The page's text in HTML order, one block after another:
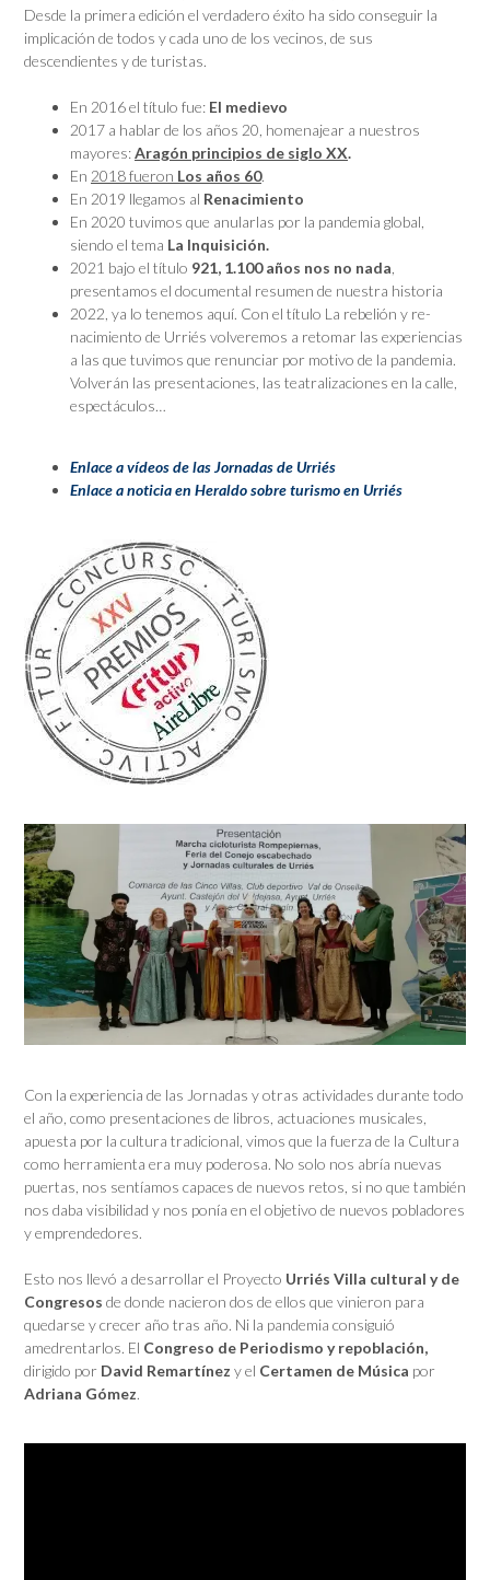
Desde la primera edición el verdadero éxito ha sido conseguir la
implicación de todos y cada uno de los vecinos, de sus
descendientes y de turistas.
En 2016 el título fue: El medievo
2017 a hablar de los años 20, homenajear a nuestros
mayores:Aragón principios de siglo XX.
En 2018 fueron Los años 60.
En 2019 llegamos al Renacimiento
En 2020 tuvimos que anularlas por la pandemia global,
siendo el tema La Inquisición.
2021 bajo el título 921, 1.100 años nos no nada
presentamos el documental resumen de nuestra historia
2022, ya lo tenemos aquí. Con el título La rebelión y re-
nacimiento de Urriés volveremos a retomar las experiencias
a las que tuvimos que renunciar por motivo de la pandemia.
Volverán las presentaciones, las teatralizaciones en la calle,
espectáculos…
Enlace a vídeos de las Jornadas de Urriés
Enlace a noticia en Heraldo sobre turismo en Urriés
Con la experiencia de las Jornadas y otras actividades durante todo
el año, como presentaciones de libros, actuaciones musicales,
apuesta por la cultura tradicional, vimos que la fuerza de la Cultura
como herramienta era muy poderosa. No solo nos abría nuevas
puertas, nos sentíamos capaces de nuevos retos, si no que también
nos daba visibilidad y nos ponía en el objetivo de nuevos pobladores
y emprendedores.
Esto nos llevó a desarrollar el Proyecto Urriés Villa cultural y de
Congresos de donde nacieron dos de ellos que vinieron para
quedarse y crecer año tras año. Ni la pandemia consiguió
amedrentarlos. El Congreso de Periodismo y repoblación,
dirigido por David Remartínez y el Certamen de Música por
Adriana Gómez.